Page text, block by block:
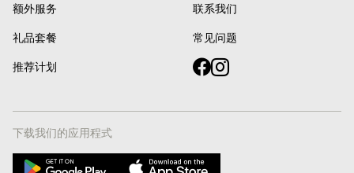
额外服务
礼品套餐
推荐计划
联系我们
常见问题
下载我们的应用程式